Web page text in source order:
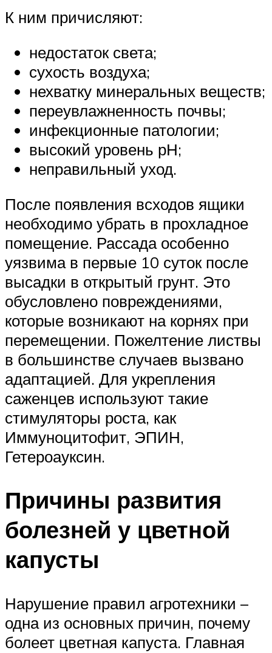
К ним причисляют:
недостаток света;
сухость воздуха;
нехватку минеральных веществ;
переувлажненность почвы;
инфекционные патологии;
высокий уровень рН;
неправильный уход.
После появления всходов ящики
необходимо убрать в прохладное
помещение. Рассада особенно
уязвима в первые 10 суток после
высадки в открытый грунт. Это
обусловлено повреждениями,
которые возникают на корнях при
перемещении. Пожелтение листвы
в большинстве случаев вызвано
адаптацией. Для укрепления
саженцев используют такие
стимуляторы роста, как
Иммуноцитофит, ЭПИН,
Гетероауксин.
Причины развития
болезней у цветной
капусты
Нарушение правил агротехники –
одна из основных причин, почему
болеет цветная капуста. Главная